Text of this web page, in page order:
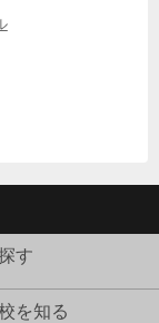
す
を知る